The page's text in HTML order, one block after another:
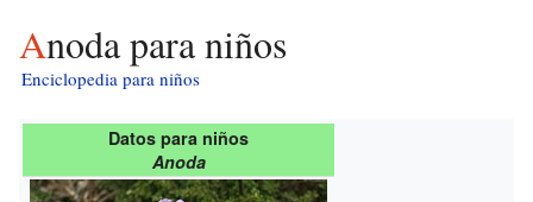
Anoda para niños
Enciclopedia para niños
Datos para niños
Anoda